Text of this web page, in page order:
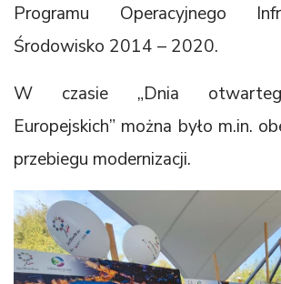
Programu Operacyjnego
Środowisko 2014 – 2020.
W czasie „Dnia
Europejskich” można było m.in.
przebiegu modernizacji.